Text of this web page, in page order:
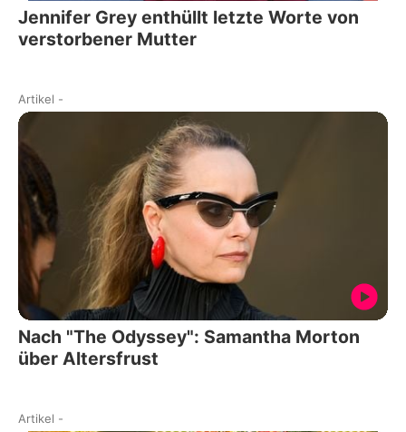
Jennifer Grey enthüllt letzte Worte von
verstorbener Mutter
Artikel -
Nach "The Odyssey": Samantha Morton
über Altersfrust
Artikel -